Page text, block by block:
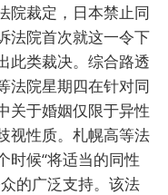
院裁定，日本禁止同
法院首次就这一令下
此类裁决。综合路透
法院星期四在针对同
关于婚姻仅限于异性
视性质。札幌高等法
时候“将适当的同性
的广泛支持。该法